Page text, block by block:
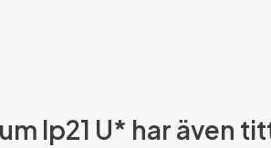
Ip21 U* har även